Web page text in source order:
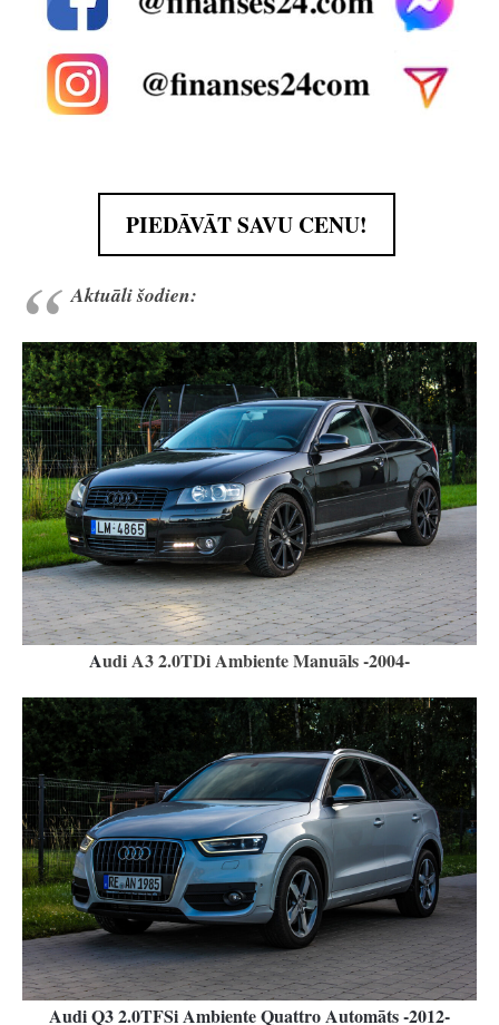
PIEDĀVĀT SAVU CENU!
Aktuāli šodien:
Audi A3 2.0TDi Ambiente Manuāls -2004-
Audi Q3 2.0TFSi Ambiente Quattro Automāts -2012-